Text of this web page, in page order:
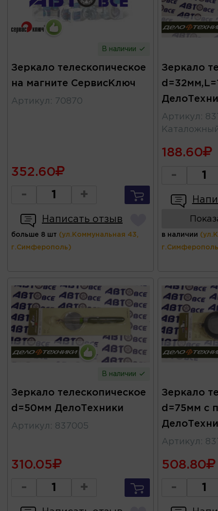
В наличии
Зеркало телескопическое
на магните СервисКлюч
Артикул : 70870
352.60
- +
Написать отзыв
больше 8 шт (ул.Коммунальная 43,
г.Симферополь)
Зеркало
Артикул :
188.60
-
в наличии
В наличии
Зеркало телескопическое
d=50мм ДелоТехники
Артикул : 837005
310.05
- +
Зеркало
d=75мм с
Артикул :
508.80
-